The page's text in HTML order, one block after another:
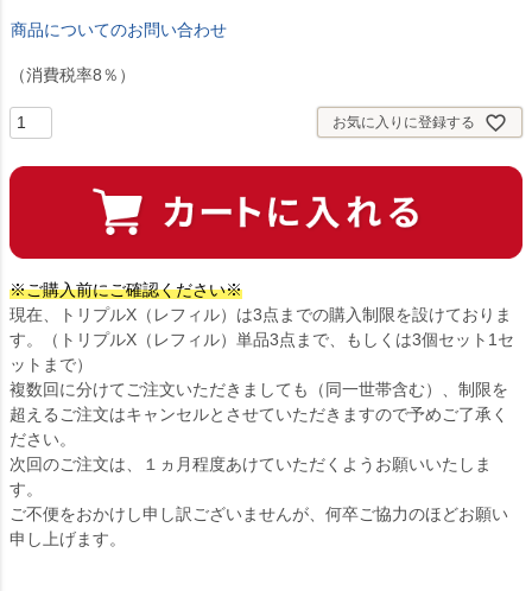
)
商品についてのお問い合わせ
（消費税率8％）
お気に入りに登録する
※ご購入前にご確認ください※
現在、トリプルX（レフィル）は3点までの購入制限を設けておりま
す。（トリプルX（レフィル）単品3点まで、もしくは3個セット1セ
ットまで）
複数回に分けてご注文いただきましても（同一世帯含む）、制限を
超えるご注文はキャンセルとさせていただきますので予めご了承く
ださい。
次回のご注文は、１ヵ月程度あけていただくようお願いいたしま
す。
ご不便をおかけし申し訳ございませんが、何卒ご協力のほどお願い
申し上げます。